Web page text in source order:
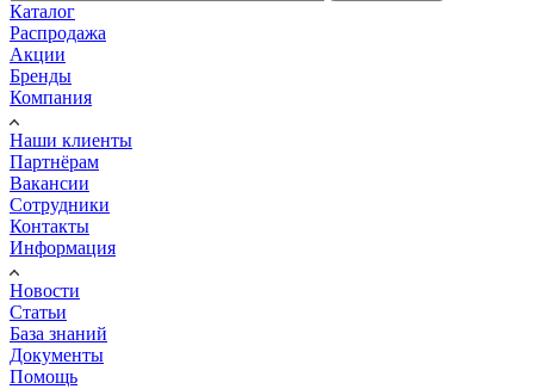
Каталог
Распродажа
Акции
Бренды
Компания
Наши клиенты
Партнёрам
Вакансии
Сотрудники
Контакты
Информация
Новости
Статьи
База знаний
Документы
Помощь